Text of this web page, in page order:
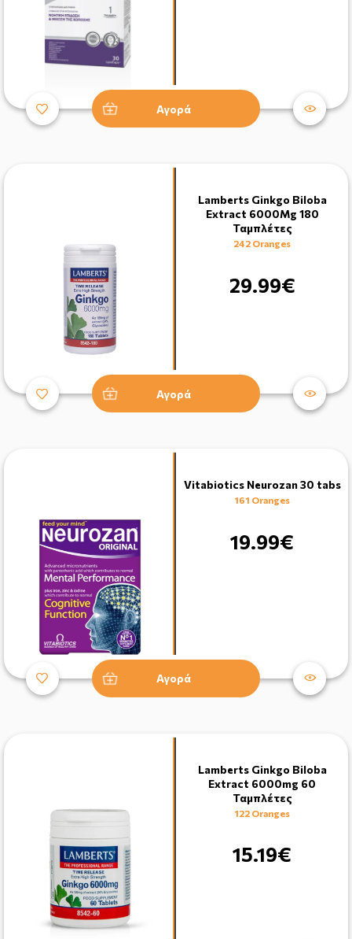
Αγορά
Lamberts Ginkgo Biloba
Extract 6000Mg 180
Ταμπλέτες
242 Oranges
29.99€
Αγορά
Vitabiotics Neurozan 30 tabs
161 Oranges
19.99€
Αγορά
Lamberts Ginkgo Biloba
Extract 6000mg 60
Ταμπλέτες
122 Oranges
15.19€